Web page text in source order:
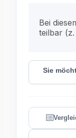
Bei
teilbar
Sie